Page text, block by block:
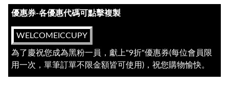
優惠券-各優惠代碼可點擊複製
WELCOMEICCUPY
為了慶祝您成為黑粉一員，獻上"9折"優惠券(每位會員限
用一次，單筆訂單不限金額皆可使用)，祝您購物愉快。